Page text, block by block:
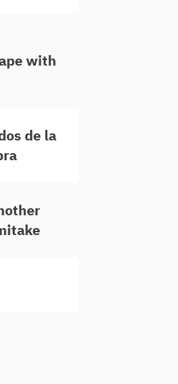
with
de la